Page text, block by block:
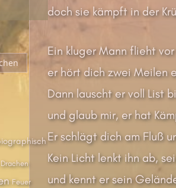
doch sie kämpft in der
Ein kluger Mann flieht
er hört dich zwei Meilen
Dann lauscht er voll List
und glaub mir, er hat
Er schlägt dich am Fluß
Kein Licht lenkt ihn ab,
und kennt er sein
Drachen
Feuer